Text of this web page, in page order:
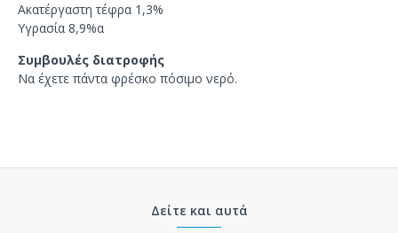
Ακατέργαστη τέφρα 1,3%
Υγρασία 8,9%α
Συμβουλές διατροφής
Να έχετε πάντα φρέσκο πόσιμο νερό.
Δείτε και αυτά